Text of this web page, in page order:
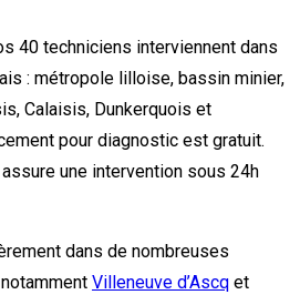
40 techniciens interviennent dans
: métropole lilloise, bassin minier,
Calaisis, Dunkerquois et
pour diagnostic est gratuit.
une intervention sous 24h
dans de nombreuses
Villeneuve d’Ascq et